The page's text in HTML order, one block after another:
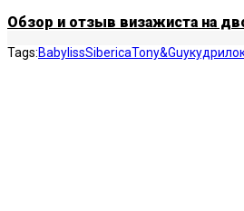
Обзор и отзыв визажиста на
Tags:BabylissSibericaTony&Guyкудри